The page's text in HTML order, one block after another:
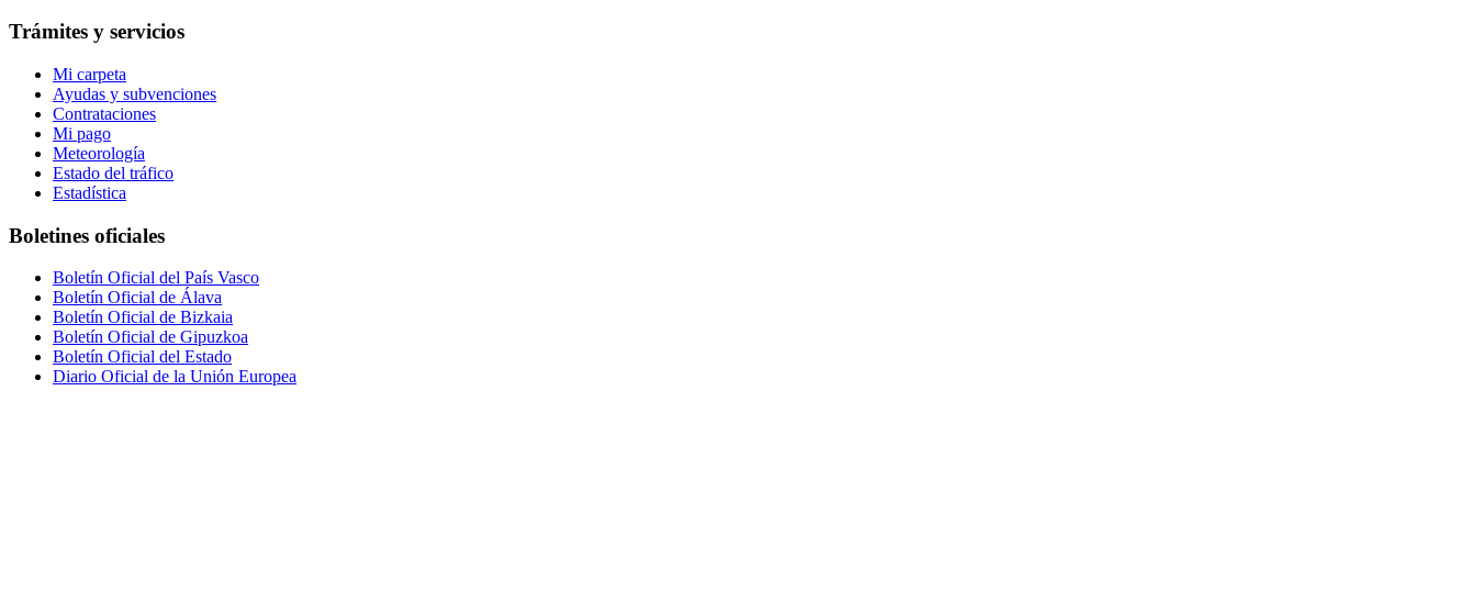
Trámites y servicios
Mi carpeta
Ayudas y subvenciones
Contrataciones
Mi pago
Meteorología
Estado del tráfico
Estadística
Boletines oficiales
Boletín Oficial del País Vasco
Boletín Oficial de Álava
Boletín Oficial de Bizkaia
Boletín Oficial de Gipuzkoa
Boletín Oficial del Estado
Diario Oficial de la Unión Europea